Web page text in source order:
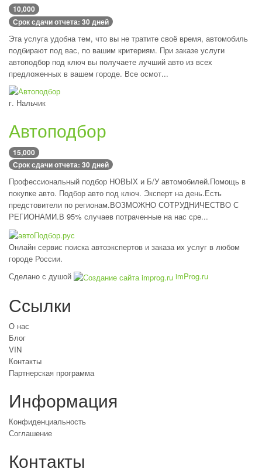
10,000
Срок сдачи отчета: 30 дней
Эта услуга удобна тем, что вы не тратите своё время, автомобиль
подбирают под вас, по вашим критериям. При заказе услуги
автоподбор под ключ вы получаете лучший авто из всех
предложенных в вашем городе. Все осмот...
г. Нальчик
Автоподбор
15,000
Срок сдачи отчета: 30 дней
Профессиональный подбор НОВЫХ и Б/У автомобилей.Помощь в
покупке авто. Подбор авто под ключ. Эксперт на день.Есть
предстовители по регионам.ВОЗМОЖНО СОТРУДНИЧЕСТВО С
РЕГИОНАМИ.В 95% случаев потраченные на нас сре...
Онлайн сервис поиска автоэкспертов и заказа их услуг в любом
городе России.
Сделано с душой
imProg.ru
Ссылки
О нас
Блог
VIN
Контакты
Партнерская программа
Информация
Конфиденциальность
Соглашение
Контакты